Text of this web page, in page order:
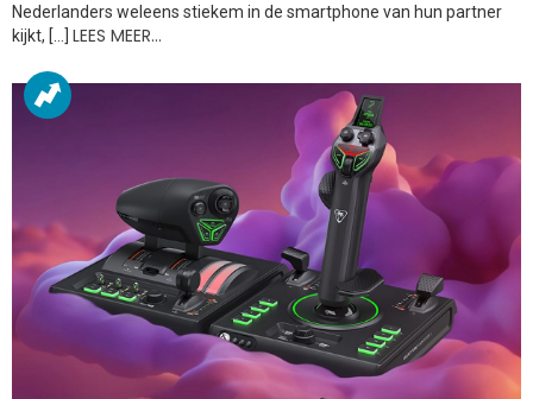
Nederlanders weleens stiekem in de smartphone van hun partner
kijkt, […] LEES MEER…